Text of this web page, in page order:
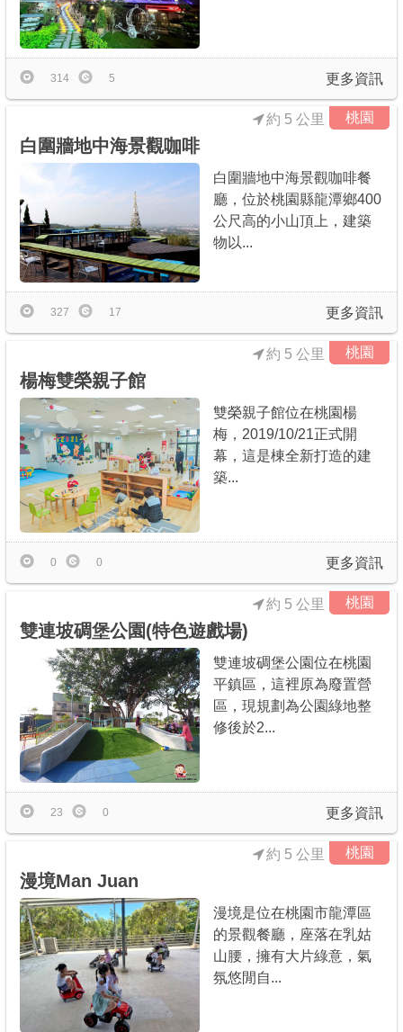
更多資訊
314 5
桃園
白圍牆地中海景觀咖啡
約 5 公里
白圍牆地中海景觀咖啡餐
廳，位於桃園縣龍潭鄉400
公尺高的小山頂上，建築
物以...
更多資訊
327 17
桃園
楊梅雙榮親子館
約 5 公里
雙榮親子館位在桃園楊
梅，2019/10/21正式開
幕，這是棟全新打造的建
築...
更多資訊
0 0
桃園
雙連坡碉堡公園(特色遊戲場)
約 5 公里
雙連坡碉堡公園位在桃園
平鎮區，這裡原為廢置營
區，現規劃為公園綠地整
修後於2...
更多資訊
23 0
桃園
漫境Man Juan
約 5 公里
漫境是位在桃園市龍潭區
的景觀餐廳，座落在乳姑
山腰，擁有大片綠意，氣
氛悠閒自...